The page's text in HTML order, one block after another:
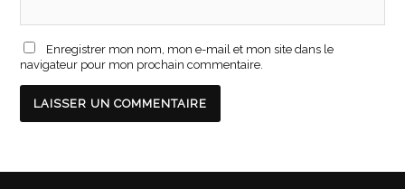
Enregistrer mon nom, mon e-mail et mon site dans le
navigateur pour mon prochain commentaire.